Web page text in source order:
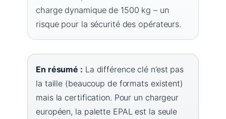
charge dynamique de 1500 kg – un
risque pour la sécurité des opérateurs.
En résumé : La différence clé n’est pas
la taille (beaucoup de formats existent)
mais la certification. Pour un chargeur
européen, la palette EPAL est la seule